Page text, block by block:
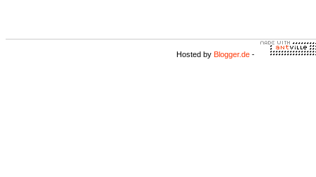
Hosted by Blogger.de -